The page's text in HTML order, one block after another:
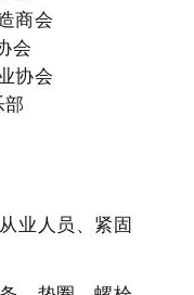
商会
会
协会
业人员、紧固